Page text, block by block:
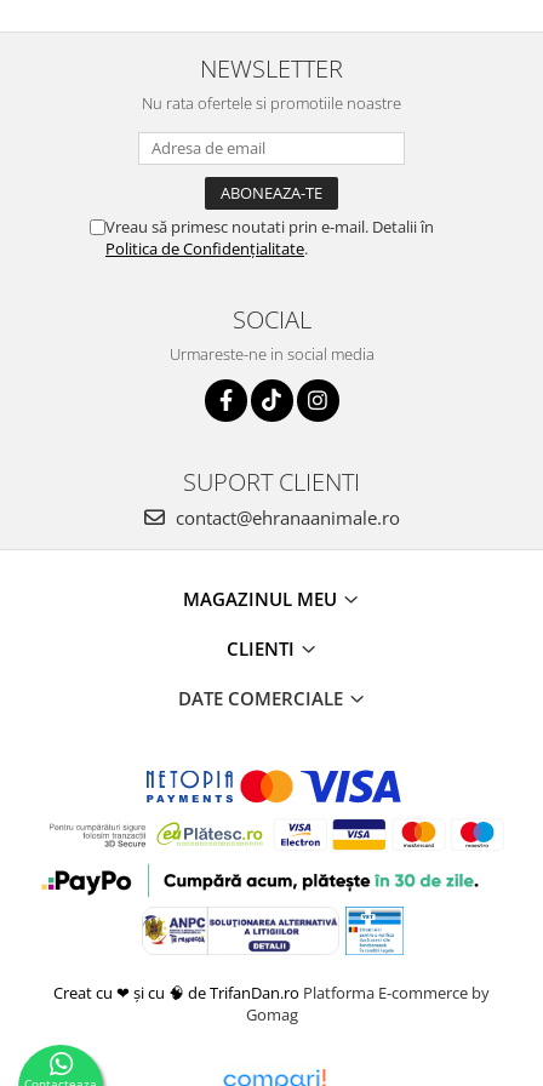
NEWSLETTER
Nu rata ofertele si promotiile noastre
Vreau să primesc noutati prin e-mail. Detalii în
Politica de Confidențialitate.
SOCIAL
Urmareste-ne in social media
SUPORT CLIENTI
contact@ehranaanimale.ro
MAGAZINUL MEU
CLIENTI
DATE COMERCIALE
Creat cu ❤ și cu 🧠 de TrifanDan.ro Platforma E-commerce by
Gomag